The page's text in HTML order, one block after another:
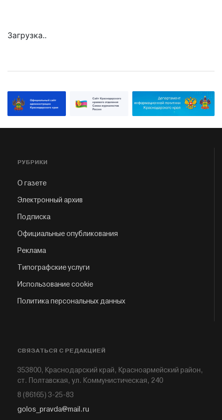
Загрузка..
РУБРИКИ
О газете
Электронный архив
Подписка
Официальные опубликования
Реклама
Типографские услуги
Использование cookie
Политика персональных данных
СВЯЗАТЬСЯ С РЕДАКЦИЕЙ
353800, Краснодарский край, Красноармейский район,
ст. Полтавская, ул. Коммунистическая, 240
8 (86165) 3-25-83
golos_pravda@mail.ru